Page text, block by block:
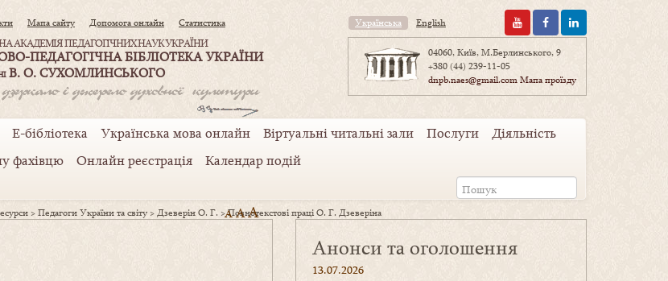
Мапа сайту Допомога онлайн Статистика
АКАДЕМІЯ ПЕДАГОГІЧНИХ НАУК УКРАЇНИ
ПЕДАГОГІЧНА БІБЛІОТЕКА УКРАЇНИ
В. О. СУХОМЛИНСЬКОГО
Українська English
04060, Київ, М.Берлинського, 9
+380 (44) 239-11-05
dnpb.naes@gmail.comМапа проїзду
Е-бібліотека Українська мова онлайн Віртуальні читальні зали Послуги
Діяльність
фахівцю Онлайн реєстрація Календар подій
>Педагоги України та світу >Дзеверін О. Г. >Повнотекстові праці О. Г. Дзеверіна
A AA
Анонси та оголошення
13.07.2026